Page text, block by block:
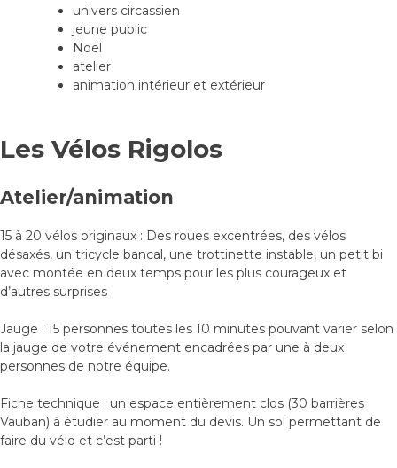
univers circassien
jeune public
Noël
atelier
animation intérieur et extérieur
Les Vélos Rigolos
Atelier/animation
15 à 20 vélos originaux : Des roues excentrées, des vélos
désaxés, un tricycle bancal, une trottinette instable, un petit bi
avec montée en deux temps pour les plus courageux et
d’autres surprises
Jauge : 15 personnes toutes les 10 minutes pouvant varier selon
la jauge de votre événement encadrées par une à deux
personnes de notre équipe.
Fiche technique : un espace entièrement clos (30 barrières
Vauban) à étudier au moment du devis. Un sol permettant de
faire du vélo et c’est parti !